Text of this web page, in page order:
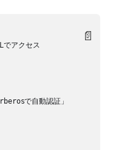
でアクセス
で自動認証」
📄